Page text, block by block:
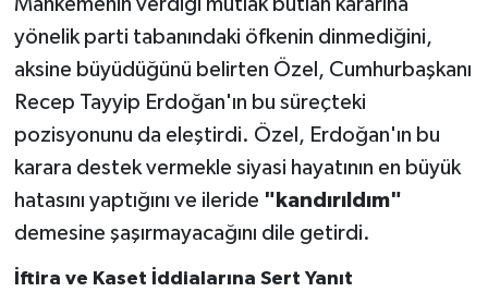
Mahkemenin verdiği mutlak butlan kararına
yönelik parti tabanındaki öfkenin dinmediğini,
aksine büyüdüğünü belirten Özel, Cumhurbaşkanı
Recep Tayyip Erdoğan'ın bu süreçteki
pozisyonunu da eleştirdi. Özel, Erdoğan'ın bu
karara destek vermekle siyasi hayatının en büyük
hatasını yaptığını ve ileride "kandırıldım"
demesine şaşırmayacağını dile getirdi.
İftira ve Kaset İddialarına Sert Yanıt